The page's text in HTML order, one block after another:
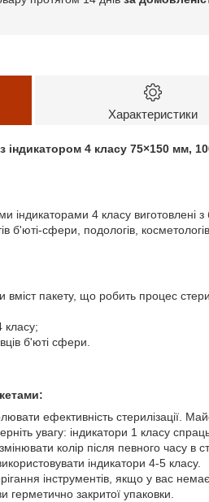
Характеристики
індикатором 4 класу 75×150 мм,
4 класу виготовлені з
б'юті-сфери, подологів,
пакету, що робить процес
класу;
б'юті сфери.
ефективність стерилізації.
увагу: індикатори 1 класу
колір після певного часу в
індикатори 4-5 класу.
інструментів, якщо у вас
закритої упаковки.